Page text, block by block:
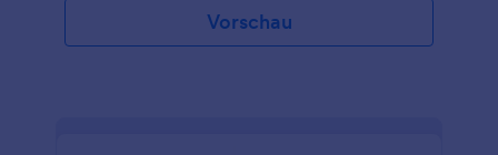
Antworten eingeben, die Sie sofort in Ihrem E-Mail-
Posteingang und in Jotform Tabellen zur schnellen
Vorschau